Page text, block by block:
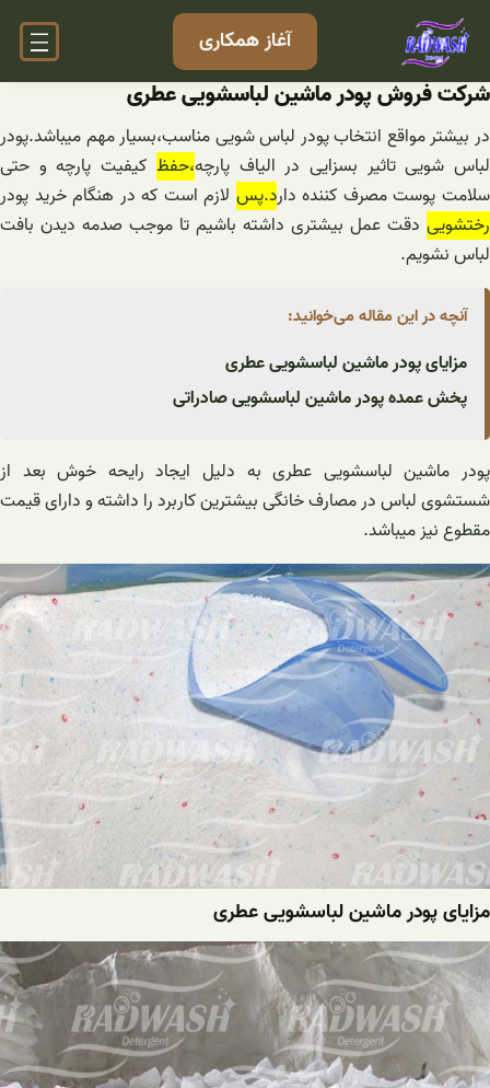
رفتن
آغاز همکاری
شرکت فروش پودر ماشین لباسشویی عطری
در بیشتر مواقع انتخاب پودر لباس شویی مناسب،بسیار مهم میباشد.پودر
لباس شویی تاثیر بسزایی در الیاف پارچه،حفظ کیفیت پارچه و حتی
سلامت پوست مصرف کننده دارد.پس لازم است که در هنگام خرید پودر
رختشویی دقت عمل بیشتری داشته باشیم تا موجب صدمه دیدن بافت
لباس نشویم.
آنچه در این مقاله می‌خوانید:
مزایای پودر ماشین لباسشویی عطری
پخش عمده پودر ماشین لباسشویی صادراتی
پودر ماشین لباسشویی عطری به دلیل ایجاد رایحه خوش بعد از
شستشوی لباس در مصارف خانگی بیشترین کاربرد را داشته و دارای قیمت
مقطوع نیز میباشد.
مزایای پودر ماشین لباسشویی عطری